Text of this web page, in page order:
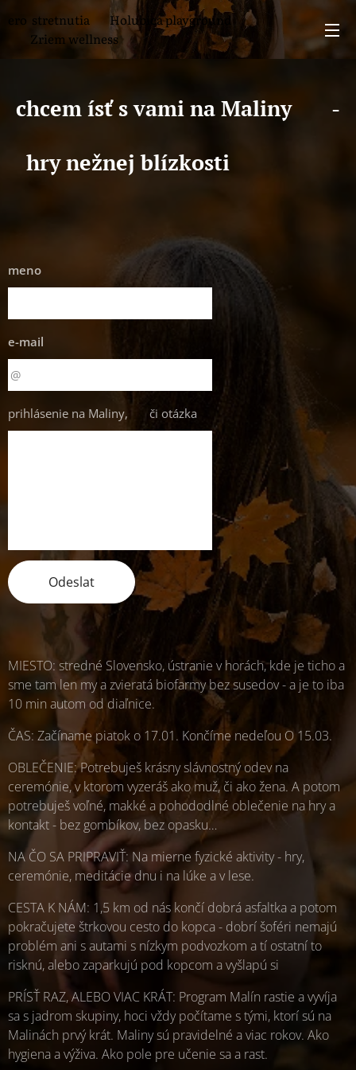
ero stretnutia 🕊 Holubica playground
🍎 Zriem wellness
chcem ísť s vami na Maliny
-
hry nežnej blízkosti
meno
e-mail
prihlásenie na Maliny, 🍒 či otázka
Odeslat
MIESTO: stredné Slovensko, ústranie v horách, kde je ticho a
sme tam len my a zvieratá biofarmy bez susedov - a je to iba
10 min autom od diaľnice.
ČAS: Začíname piatok o 17.01. Končíme nedeľou O 15.03.
OBLEČENIE: Potrebuješ krásny slávnostný odev na
ceremónie, v ktorom vyzeráš ako muž, či ako žena. A potom
potrebuješ voľné, makké a pohododlné oblečenie na hry a
kontakt - bez gombíkov, bez opasku…
NA ČO SA PRIPRAVIŤ: Na mierne fyzické aktivity - hry,
ceremónie, meditácie dnu i na lúke a v lese.
CESTA K NÁM: 1,5 km od nás končí dobrá asfaltka a potom
pokračujete štrkovou cesto do kopca - dobrí šoféri nemajú
problém ani s autami s nízkym podvozkom a tí ostatní to
risknú, alebo zaparkujú pod kopcom a vyšlapú si
PRÍSŤ RAZ, ALEBO VIAC KRÁT: Program Malín rastie a vyvíja
sa s jadrom skupiny, hoci vždy počítame s tými, ktorí sú na
Malinách prvý krát. Maliny sú pravidelné a viac rokov. Ako
hygiena a výživa. Ako pole pre učenie sa a rast.